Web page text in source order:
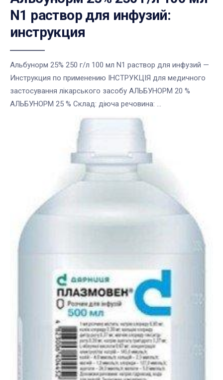
N1 раствор для инфузий:
инструкция
Альбунорм 25% 250 г/л 100 мл N1 раствор для инфузий —
Инструкция по применению ІНСТРУКЦІЯ для медичного
застосування лікарського засобу АЛЬБУНОРМ 20 %
АЛЬБУНОРМ 25 % Склад: діюча речовина: ...